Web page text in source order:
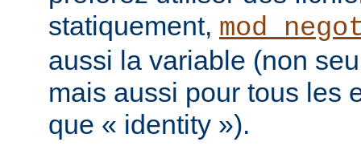
statiquement,
aussi la variable (non
mais aussi pour tous les
que « identity »).